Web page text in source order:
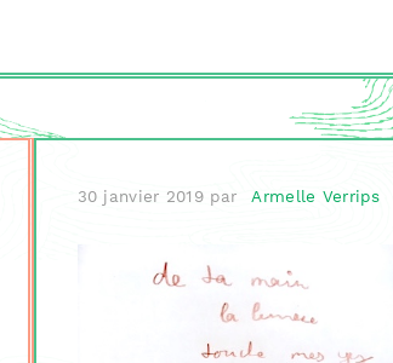
30 janvier 2019 par Armelle Verrips